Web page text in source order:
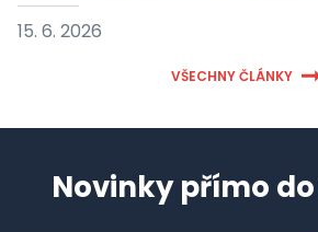
15. 6. 2026
VŠECHNY ČLÁNKY
Novinky přímo